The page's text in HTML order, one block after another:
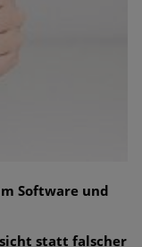
Software und
statt falscher